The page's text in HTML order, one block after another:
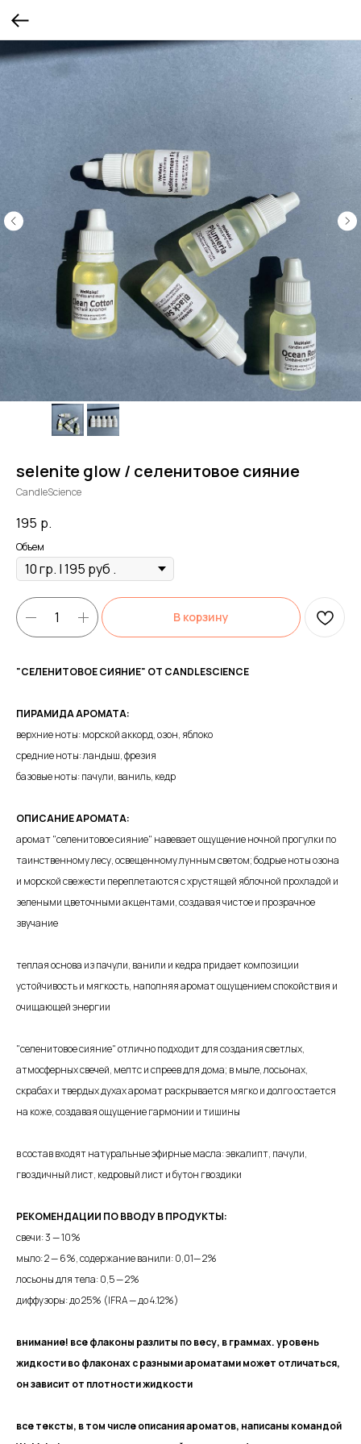
selenite glow / селенитовое сияние
CandleScience
195 р.
Объем
В корзину
"СЕЛЕНИТОВОЕ СИЯНИЕ" ОТ CANDLESCIENCE
ПИРАМИДА АРОМАТА:
верхние ноты: морской аккорд, озон, яблоко
средние ноты: ландыш, фрезия
базовые ноты: пачули, ваниль, кедр
ОПИСАНИЕ АРОМАТА:
аромат "селенитовое сияние" навевает ощущение ночной прогулки по
таинственному лесу, освещенному лунным светом; бодрые ноты озона
и морской свежести переплетаются с хрустящей яблочной прохладой и
зелеными цветочными акцентами, создавая чистое и прозрачное
звучание
теплая основа из пачули, ванили и кедра придает композиции
устойчивость и мягкость, наполняя аромат ощущением спокойствия и
очищающей энергии
"селенитовое сияние" отлично подходит для создания светлых,
атмосферных свечей, мелтс и спреев для дома; в мыле, лосьонах,
скрабах и твердых духах аромат раскрывается мягко и долго остается
на коже, создавая ощущение гармонии и тишины
в состав входят натуральные эфирные масла: эвкалипт, пачули,
гвоздичный лист, кедровый лист и бутон гвоздики
РЕКОМЕНДАЦИИ ПО ВВОДУ В ПРОДУКТЫ:
свечи: 3 — 10%
мыло: 2 — 6%, содержание ванили: 0,01— 2%
лосьоны для тела: 0,5 — 2%
диффузоры: до 25% (IFRA — до 4.12%)
внимание! все флаконы разлиты по весу, в граммах. уровень
жидкости во флаконах с разными ароматами может отличаться,
он зависит от плотности жидкости
все тексты, в том числе описания ароматов, написаны командой